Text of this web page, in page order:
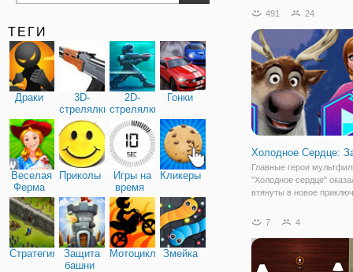
ТЕГИ
Драки
3D-
стрелялки
2D-
стрелялки
Гонки
Веселая
Ферма
Приколы
Игры на
время
Кликеры
Стратегия
Защита
башни
МотоциклыЗмейка
491 24
Холодное Сердце:
Главные герои
"Холодное сердце"
втянуты в новое
клану пещерных жителей
которые у них отняли
Анна, Эльза,
7 4